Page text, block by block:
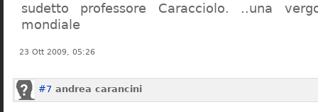
sudetto professore Caracciolo. ..una
mondiale
23 Ott 2009, 05:26
#7 andrea carancini